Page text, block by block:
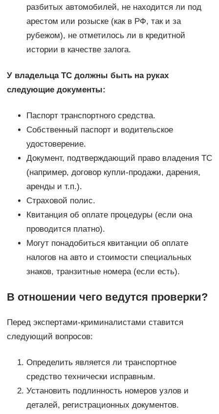
разбитых автомобилей, не находится ли под
арестом или розыске (как в РФ, так и за
рубежом), не отметилось ли в кредитной
истории в качестве залога.
У владельца ТС должны быть на руках
следующие документы:
Паспорт транспортного средства.
Собственный паспорт и водительское
удостоверение.
Документ, подтверждающий право владения ТС
(например, договор купли-продажи, дарения,
аренды и т.п.).
Страховой полис.
Квитанция об оплате процедуры (если она
проводится платно).
Могут понадобиться квитанции об оплате
налогов на авто и стоимости специальных
знаков, транзитные номера (если есть).
В отношении чего ведутся проверки?
Перед экспертами-криминалистами ставится
следующий вопросов:
Определить является ли транспортное
средство технически исправным.
Установить подлинность номеров узлов и
деталей, регистрационных документов.